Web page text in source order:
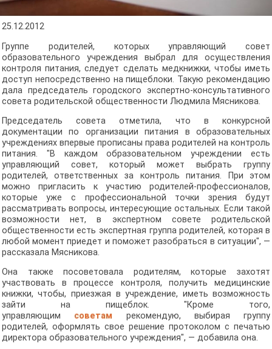
25.12.2012
Группе родителей, которых управляющий совет
образовательного учреждения выбрал для осуществления
контроля питания, следует сделать медкнижки, чтобы иметь
доступ непосредственно на пищеблоки. Такую рекомендацию
дала председатель городского экспертно-консультативного
совета родительской общественности Людмила Мясникова.
Председатель совета отметила, что в конкурсной
документации по организации питания в образовательных
учреждениях впервые прописаны права родителей на контроль
питания. "В каждом образовательном учреждении есть
управляющий совет, который может выбрать группу
родителей, ответственных за контроль питания. При этом
можно пригласить к участию родителей-профессионалов,
которые уже с профессиональной точки зрения будут
рассматривать вопросы, интересующие остальных. Если такой
возможности нет, в экспертном совете родительской
общественности есть экспертная группа родителей, которая в
любой момент приедет и поможет разобраться в ситуации", —
рассказала Мясникова.
Она также посоветовала родителям, которые захотят
участвовать в процессе контроля, получить медицинские
книжки, чтобы, приезжая в учреждение, иметь возможность
зайти на пищеблок. "Кроме того,
управляющим советам рекомендую, выбирая группу
родителей, оформлять свое решение протоколом с печатью
директора образовательного учреждения", — добавила она.